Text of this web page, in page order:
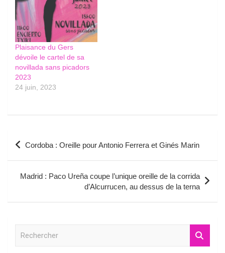
Plaisance du Gers
dévoile le cartel de sa
novillada sans picadors
2023
24 juin, 2023
Navigation
Cordoba : Oreille pour Antonio Ferrera et Ginés Marin
Madrid : Paco Ureña coupe l’unique oreille de la corrida
d’Alcurrucen, au dessus de la terna